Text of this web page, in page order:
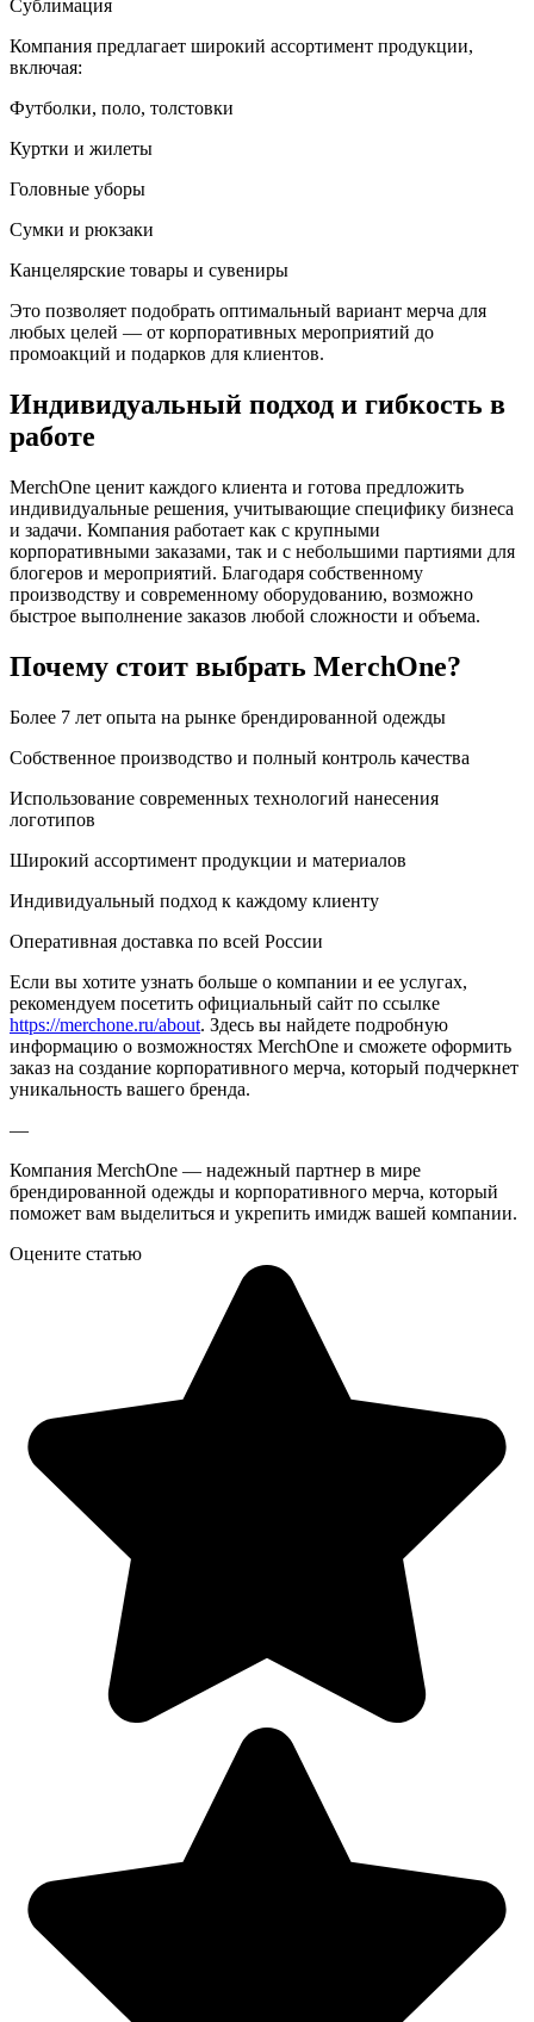
Сублимация
Компания предлагает широкий ассортимент продукции,
включая:
Футболки, поло, толстовки
Куртки и жилеты
Головные уборы
Сумки и рюкзаки
Канцелярские товары и сувениры
Это позволяет подобрать оптимальный вариант мерча для
любых целей — от корпоративных мероприятий до
промоакций и подарков для клиентов.
Индивидуальный подход и гибкость в
работе
MerchOne ценит каждого клиента и готова предложить
индивидуальные решения, учитывающие специфику бизнеса
и задачи. Компания работает как с крупными
корпоративными заказами, так и с небольшими партиями для
блогеров и мероприятий. Благодаря собственному
производству и современному оборудованию, возможно
быстрое выполнение заказов любой сложности и объема.
Почему стоит выбрать MerchOne?
Более 7 лет опыта на рынке брендированной одежды
Собственное производство и полный контроль качества
Использование современных технологий нанесения
логотипов
Широкий ассортимент продукции и материалов
Индивидуальный подход к каждому клиенту
Оперативная доставка по всей России
Если вы хотите узнать больше о компании и ее услугах,
рекомендуем посетить официальный сайт по ссылке
https://merchone.ru/about. Здесь вы найдете подробную
информацию о возможностях MerchOne и сможете оформить
заказ на создание корпоративного мерча, который подчеркнет
уникальность вашего бренда.
—
Компания MerchOne — надежный партнер в мире
брендированной одежды и корпоративного мерча, который
поможет вам выделиться и укрепить имидж вашей компании.
Оцените статью